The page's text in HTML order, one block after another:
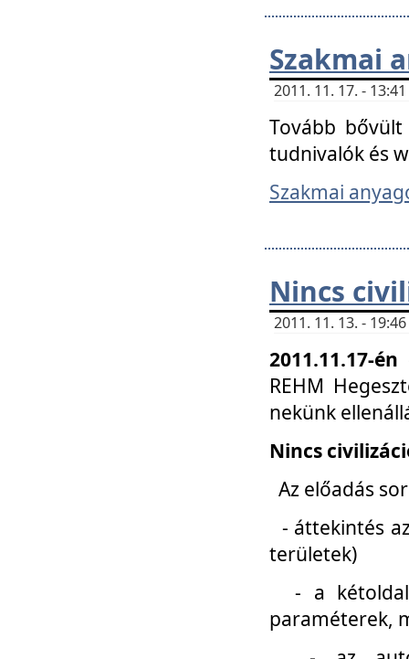
Szakmai
2011. 11. 17. -
Tovább bővült
tudnivalók és
Szakmai
Nincs
2011. 11. 13. -
2011.11.17-
REHM
nekünk
Nincs
Az előadás
- áttekintés
területek)
- a kétoldali
paraméterek,